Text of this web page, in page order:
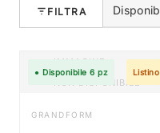
FILTRA
IMMAGINE
NON DISPONIBILE
● Disponibile 6 pz Listino
GRANDFORM